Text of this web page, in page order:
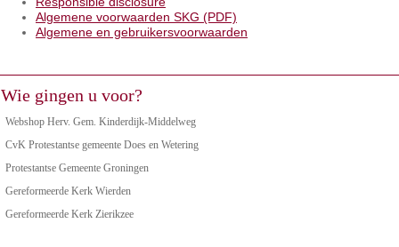
Algemene voorwaarden SKG (PDF)
Algemene en gebruikersvoorwaarden
Wie gingen u voor?
Webshop Herv. Gem. Kinderdijk-Middelweg
CvK Protestantse gemeente Does en Wetering
Protestantse Gemeente Groningen
Gereformeerde Kerk Wierden
Gereformeerde Kerk Zierikzee